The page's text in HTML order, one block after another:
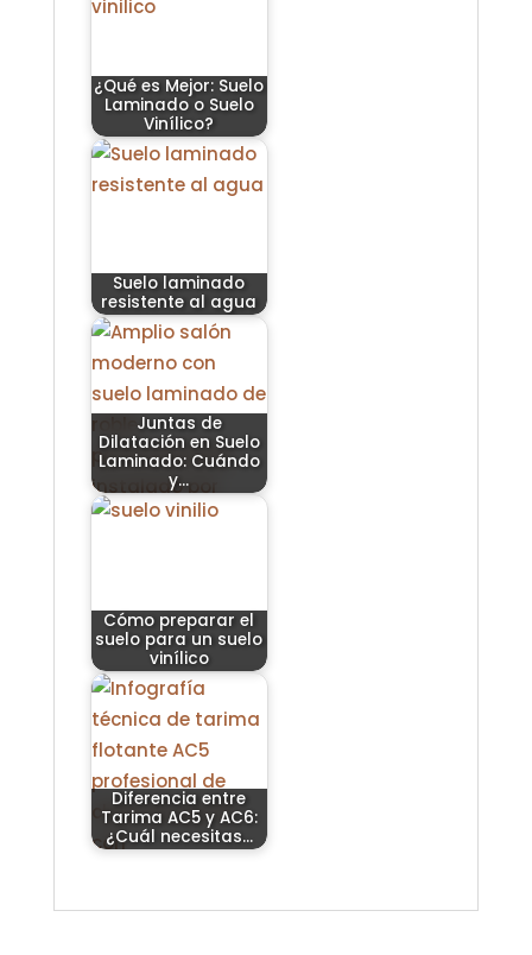
¿Qué es Mejor: Suelo
Laminado o Suelo
Vinílico?
Suelo laminado
resistente al agua
Juntas de
Dilatación en Suelo
Laminado: Cuándo
y…
Cómo preparar el
suelo para un suelo
vinílico
Diferencia entre
Tarima AC5 y AC6:
¿Cuál necesitas…